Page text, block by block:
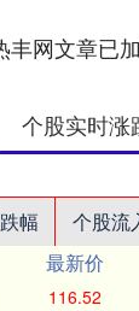
丰网文章已
个股实时涨
幅 个股流
最新价
116.52